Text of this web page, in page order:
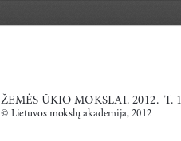
ŽEMĖS ŪKIO MOKSLAI. 2012.  T.
© L ietuvos mokslų akademija, 2012